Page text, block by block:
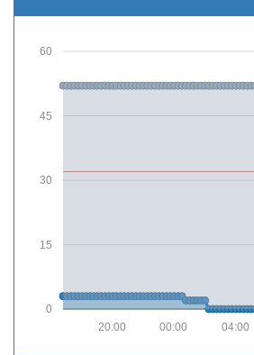
0
15
30
45
60
04:00
00:00
20:00